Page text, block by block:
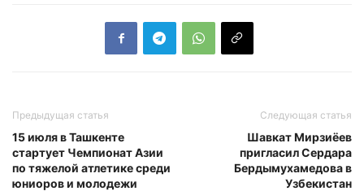
Предыдущая статья
15 июля в Ташкенте
стартует Чемпионат Азии
по тяжелой атлетике среди
юниоров и молодежи
Следующая статья
Шавкат Мирзиёев
пригласил Сердара
Бердымухамедова в
Узбекистан